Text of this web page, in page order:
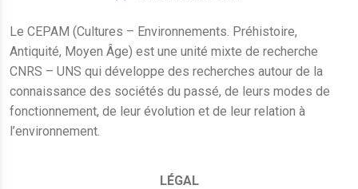
Le CEPAM (Cultures – Environnements. Préhistoire,
Antiquité, Moyen Âge) est une unité mixte de recherche
CNRS – UNS qui développe des recherches autour de la
connaissance des sociétés du passé, de leurs modes de
fonctionnement, de leur évolution et de leur relation à
l’environnement.
LÉGAL